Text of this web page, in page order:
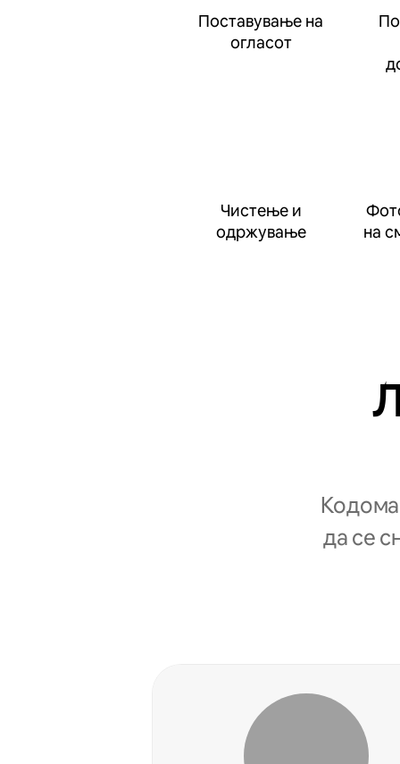
Поставување на
огласот
Чистење и
одржување
на
да се